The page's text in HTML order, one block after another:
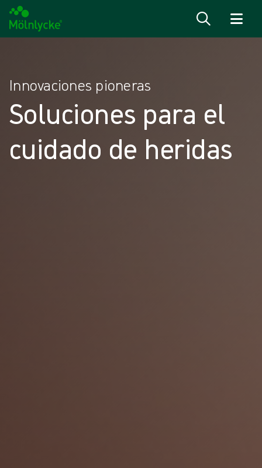
Innovaciones pioneras
Soluciones para el
cuidado de heridas